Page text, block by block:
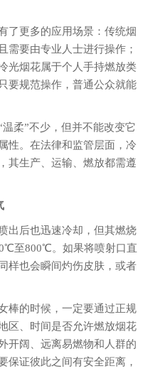
了更多的应用场景：传统烟
需要由专业人士进行操作；
光烟花属于个人手持燃放类
要规范操作，普通公众就能
柔”不少，但并不能改变它
性。在法律和监管层面，冷
其生产、运输、燃放都需遵
出后也迅速冷却，但其燃烧
至800℃。如果将喷射口直
样也会瞬间灼伤皮肤，或者
棒的时候，一定要通过正规
区、时间是否允许燃放烟花
开阔、远离易燃物和人群的
保证彼此之间有安全距离，